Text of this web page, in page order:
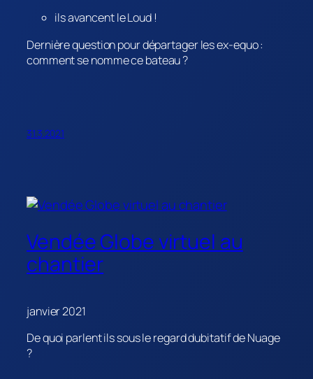
ils avancent le Loud !
Dernière question pour départager les ex-equo :
comment se nomme ce bateau ?
31.3.2021
Vendée Globe virtuel au
chantier
janvier 2021
De quoi parlent ils sous le regard dubitatif de Nuage
?